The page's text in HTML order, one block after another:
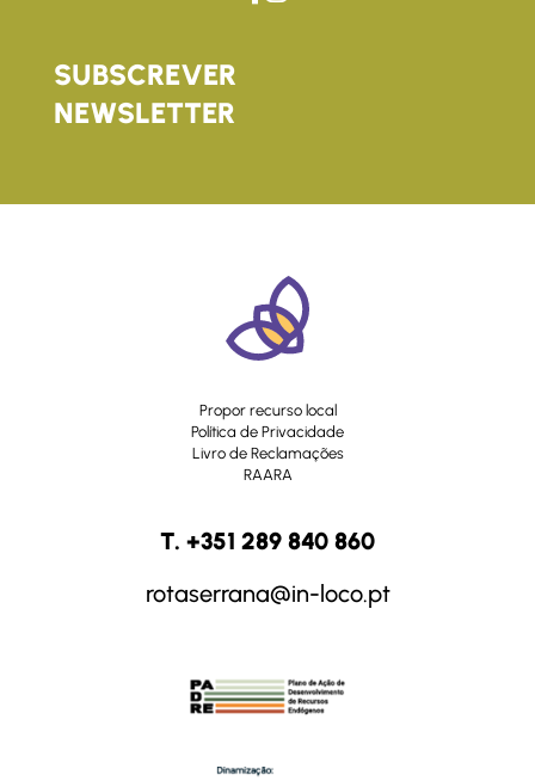
SUBSCREVER
NEWSLETTER
Propor recurso local
Política de Privacidade
Livro de Reclamações
RAARA
T. +351 289 840 860
rotaserrana@in-loco.pt